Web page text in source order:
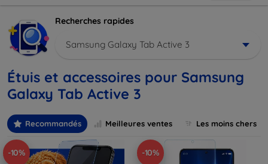
Recherches rapides
Samsung Galaxy Tab Active 3
Étuis et accessoires pour Samsung
Galaxy Tab Active 3
Recommandés Meilleures ventes Les moins chers
-10% -10%